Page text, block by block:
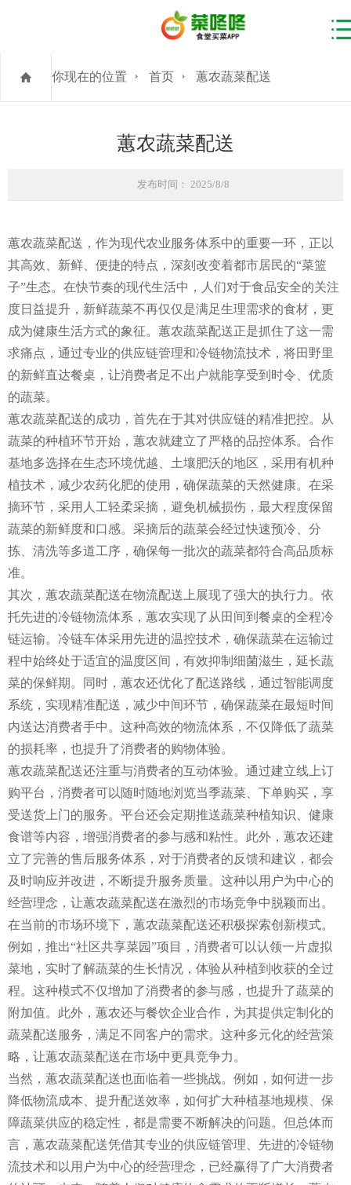
你现在的位置 首页 蕙农蔬菜配送
蕙农蔬菜配送
发布时间： 2025/8/8
蕙农蔬菜配送，作为现代农业服务体系中的重要一环，正以
其高效、新鲜、便捷的特点，深刻改变着都市居民的“菜篮
子”生态。在快节奏的现代生活中，人们对于食品安全的关注
度日益提升，新鲜蔬菜不再仅仅是满足生理需求的食材，更
成为健康生活方式的象征。蕙农蔬菜配送正是抓住了这一需
求痛点，通过专业的供应链管理和冷链物流技术，将田野里
的新鲜直达餐桌，让消费者足不出户就能享受到时令、优质
的蔬菜。
蕙农蔬菜配送的成功，首先在于其对供应链的精准把控。从
蔬菜的种植环节开始，蕙农就建立了严格的品控体系。合作
基地多选择在生态环境优越、土壤肥沃的地区，采用有机种
植技术，减少农药化肥的使用，确保蔬菜的天然健康。在采
摘环节，采用人工轻柔采摘，避免机械损伤，最大程度保留
蔬菜的新鲜度和口感。采摘后的蔬菜会经过快速预冷、分
拣、清洗等多道工序，确保每一批次的蔬菜都符合高品质标
准。
其次，蕙农蔬菜配送在物流配送上展现了强大的执行力。依
托先进的冷链物流体系，蕙农实现了从田间到餐桌的全程冷
链运输。冷链车体采用先进的温控技术，确保蔬菜在运输过
程中始终处于适宜的温度区间，有效抑制细菌滋生，延长蔬
菜的保鲜期。同时，蕙农还优化了配送路线，通过智能调度
系统，实现精准配送，减少中间环节，确保蔬菜在最短时间
内送达消费者手中。这种高效的物流体系，不仅降低了蔬菜
的损耗率，也提升了消费者的购物体验。
蕙农蔬菜配送还注重与消费者的互动体验。通过建立线上订
购平台，消费者可以随时随地浏览当季蔬菜、下单购买，享
受送货上门的服务。平台还会定期推送蔬菜种植知识、健康
食谱等内容，增强消费者的参与感和粘性。此外，蕙农还建
立了完善的售后服务体系，对于消费者的反馈和建议，都会
及时响应并改进，不断提升服务质量。这种以用户为中心的
经营理念，让蕙农蔬菜配送在激烈的市场竞争中脱颖而出。
在当前的市场环境下，蕙农蔬菜配送还积极探索创新模式。
例如，推出“社区共享菜园”项目，消费者可以认领一片虚拟
菜地，实时了解蔬菜的生长情况，体验从种植到收获的全过
程。这种模式不仅增加了消费者的参与感，也提升了蔬菜的
附加值。此外，蕙农还与餐饮企业合作，为其提供定制化的
蔬菜配送服务，满足不同客户的需求。这种多元化的经营策
略，让蕙农蔬菜配送在市场中更具竞争力。
当然，蕙农蔬菜配送也面临着一些挑战。例如，如何进一步
降低物流成本、提升配送效率，如何扩大种植基地规模、保
障蔬菜供应的稳定性，都是需要不断解决的问题。但总体而
言，蕙农蔬菜配送凭借其专业的供应链管理、先进的冷链物
流技术和以用户为中心的经营理念，已经赢得了广大消费者